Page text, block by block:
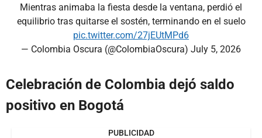
Mientras animaba la fiesta desde la ventana, perdió el
equilibrio tras quitarse el sostén, terminando en el suelo
pic.twitter.com/27jEUtMPd6
— Colombia Oscura (@ColombiaOscura) July 5, 2026
Celebración de Colombia dejó saldo
positivo en Bogotá
PUBLICIDAD